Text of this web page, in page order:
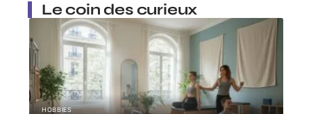
Le coin des curieux
HOBBIES